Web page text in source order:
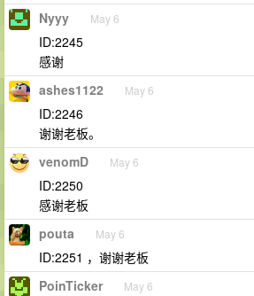
Nyyy May 6
ID:2245
感谢
ashes1122 May 6
ID:2246
谢谢老板。
venomD May 6
ID:2250
感谢老板
pouta May 6
ID:2251 ，谢谢老板
PoinTicker May 6